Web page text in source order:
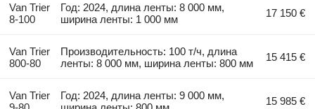
Van Trier
8-100
Год: 2024, длина ленты: 8 000 мм,
ширина ленты: 1 000 мм
17 150 €
Van Trier
800-80
Производительность: 100 т/ч, длина
ленты: 8 000 мм, ширина ленты: 800 мм
15 415 €
Van Trier
Год: 2024, длина ленты: 9 000 мм,
15 985 €